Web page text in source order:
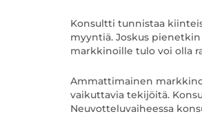
Konsultti tunnistaa
myyntiä. Joskus
markkinoille tulo voi olla
Ammattimainen
vaikuttavia tekijöitä.
Neuvotteluvaiheessa